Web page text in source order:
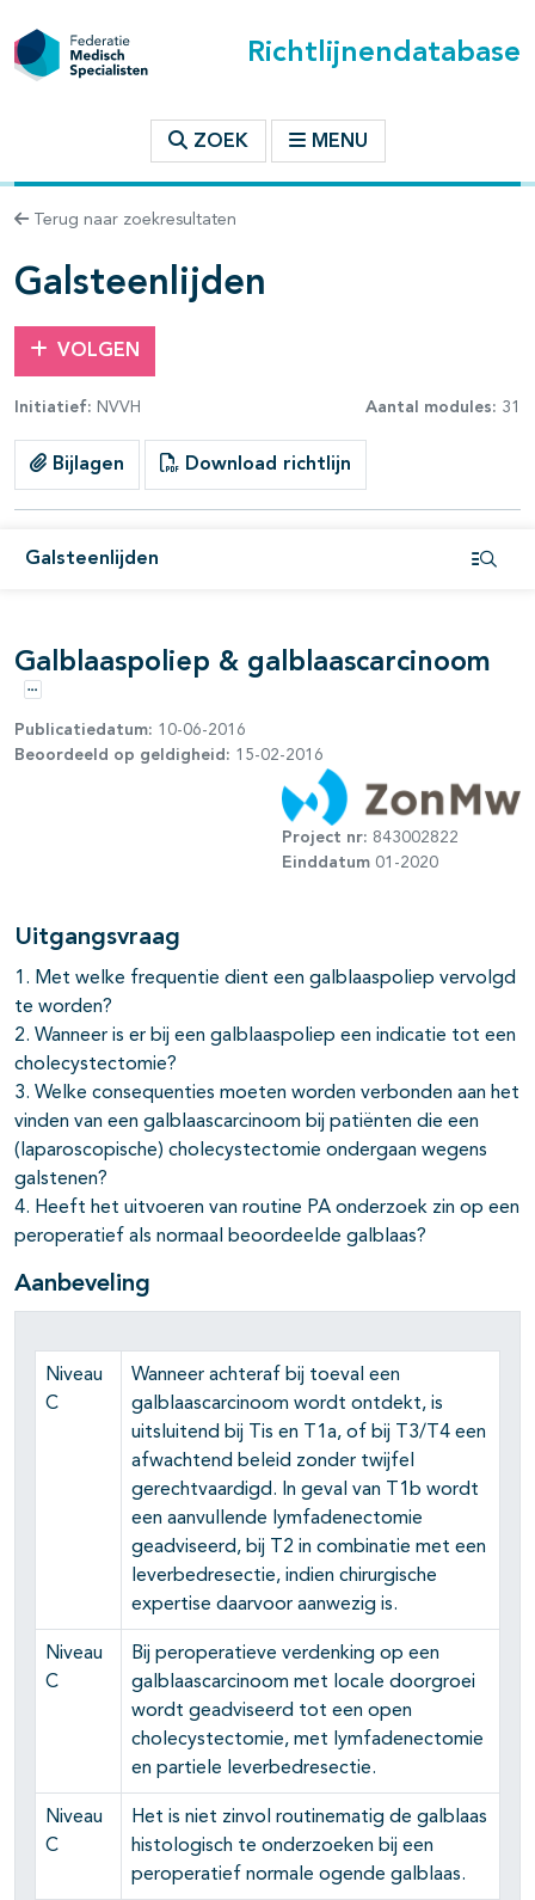
Richtlijnendatabase
ZOEK MENU
Terug naar zoekresultaten
Galsteenlijden
VOLGEN
Initiatief: NVVH Aantal modules: 31
Bijlagen Download richtlijn
Galsteenlijden
binnen deze richtlijn
open- en dichtklappen
open- en dichtklappen
open- en dichtklappen
open- en dichtklappen
open- en dichtklappen
Galblaaspoliep & galblaascarcinoom
Opties
Publicatiedatum: 10-06-2016
Beoordeeld op geldigheid: 15-02-2016
Project nr: 843002822
Einddatum 01-2020
Uitgangsvraag
1. Met welke frequentie dient een galblaaspoliep vervolgd
te worden?
2. Wanneer is er bij een galblaaspoliep een indicatie tot een
cholecystectomie?
3. Welke consequenties moeten worden verbonden aan het
vinden van een galblaascarcinoom bij patiënten die een
(laparoscopische) cholecystectomie ondergaan wegens
galstenen?
4. Heeft het uitvoeren van routine PA onderzoek zin op een
peroperatief als normaal beoordeelde galblaas?
Aanbeveling
Niveau
C
Wanneer achteraf bij toeval een
galblaascarcinoom wordt ontdekt, is
uitsluitend bij Tis en T1a, of bij T3/T4 een
afwachtend beleid zonder twijfel
gerechtvaardigd. In geval van T1b wordt
een aanvullende lymfadenectomie
geadviseerd, bij T2 in combinatie met een
leverbedresectie, indien chirurgische
expertise daarvoor aanwezig is.
Niveau
C
Bij peroperatieve verdenking op een
galblaascarcinoom met locale doorgroei
wordt geadviseerd tot een open
cholecystectomie, met lymfadenectomie
en partiele leverbedresectie.
Niveau
C
Het is niet zinvol routinematig de galblaas
histologisch te onderzoeken bij een
peroperatief normale ogende galblaas.